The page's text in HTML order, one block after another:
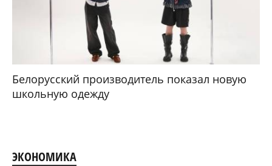
Белорусский производитель показал новую
школьную одежду
ЭКОНОМИКА